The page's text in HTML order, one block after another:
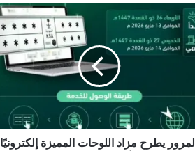
المرور يطرح مزاد اللوحات المميزة إلكترونيًا